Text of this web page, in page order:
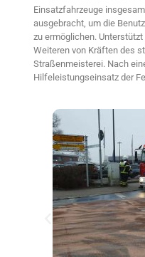
Einsatzfahrzeuge
ausgebracht, um die
zu ermöglichen.
Weiteren von Kräften des
Straßenmeisterei. Nach
Hilfeleistungseinsatz der